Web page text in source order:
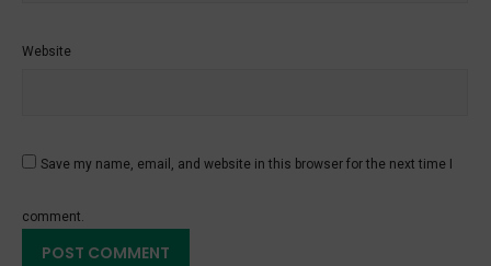
Website
Save my name, email, and website in this browser for the next time I
comment.